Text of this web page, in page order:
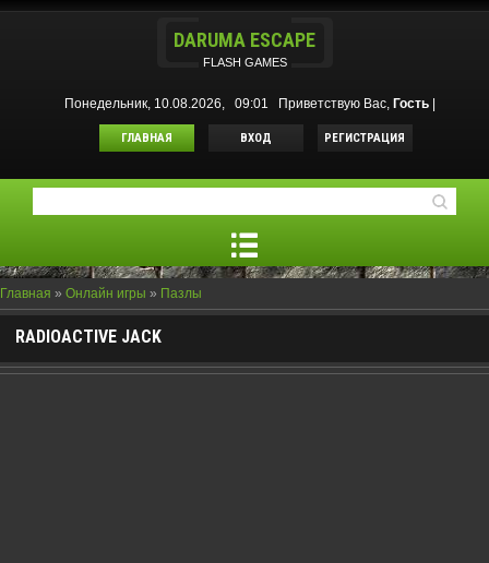
DARUMA ESCAPE
FLASH GAMES
Понедельник, 10.08.2026, 09:01 Приветствую Вас, Гость
ГЛАВНАЯ ВХОД РЕГИСТРАЦИЯ
Главная » Онлайн игры » Пазлы
RADIOACTIVE JACK